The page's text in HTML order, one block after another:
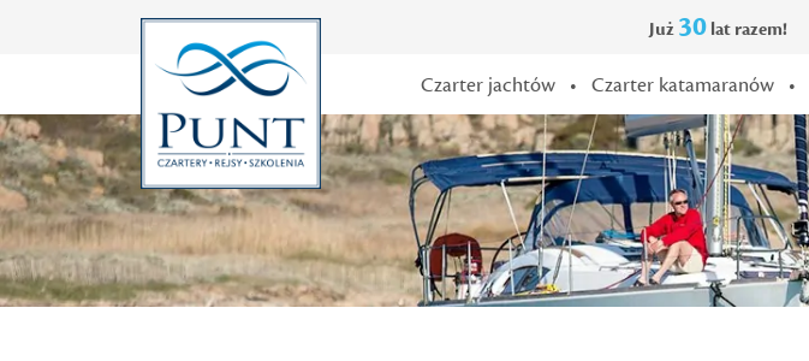
Już 30 lat razem!
Czarter jachtów • Czarter katamaranów •